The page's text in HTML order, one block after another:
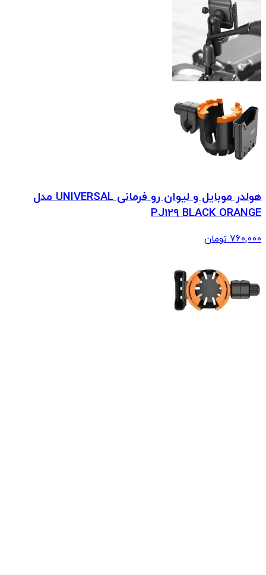
هولدر موبایل و لیوان رو فرمانی UNIVERSAL مدل
PJ129 BLACK ORANGE
760,000 تومان